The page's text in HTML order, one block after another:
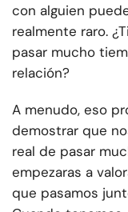
con alguien
realmente raro.
pasar mucho
relación?
A menudo, eso
demostrar que
real de pasar
empezaras a
que pasamos